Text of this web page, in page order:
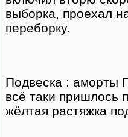
выборка, проехал
переборку.
Подвеска : аморты
всё таки пришлось
жёлтая растяжка